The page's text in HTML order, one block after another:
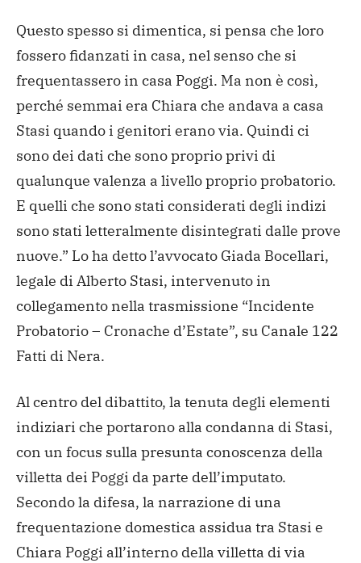
Questo spesso si dimentica, si pensa che loro
fossero fidanzati in casa, nel senso che si
frequentassero in casa Poggi. Ma non è così,
perché semmai era Chiara che andava a casa
Stasi quando i genitori erano via. Quindi ci
sono dei dati che sono proprio privi di
qualunque valenza a livello proprio probatorio.
E quelli che sono stati considerati degli indizi
sono stati letteralmente disintegrati dalle prove
nuove.” Lo ha detto l’avvocato Giada Bocellari,
legale di Alberto Stasi, intervenuto in
collegamento nella trasmissione “Incidente
Probatorio – Cronache d’Estate”, su Canale 122
Fatti di Nera.
Al centro del dibattito, la tenuta degli elementi
indiziari che portarono alla condanna di Stasi,
con un focus sulla presunta conoscenza della
villetta dei Poggi da parte dell’imputato.
Secondo la difesa, la narrazione di una
frequentazione domestica assidua tra Stasi e
Chiara Poggi all’interno della villetta di via